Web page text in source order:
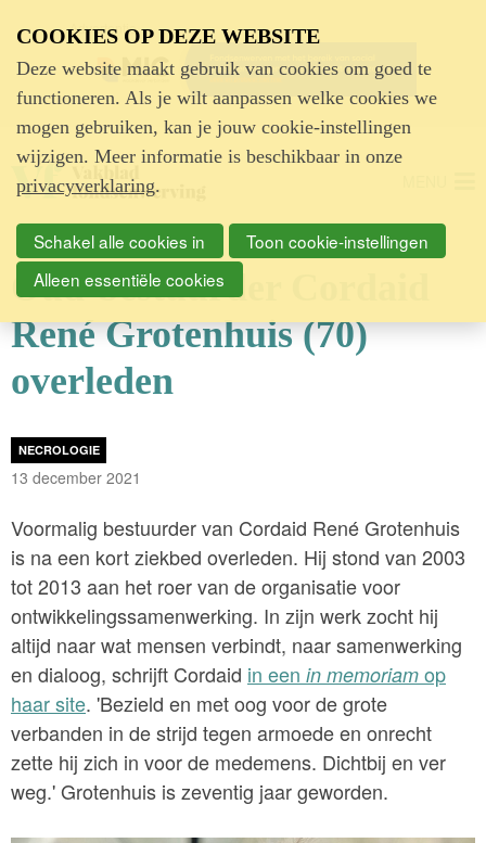
Advertentie
Oud-bestuurder Cordaid
René Grotenhuis (70)
overleden
NECROLOGIE
13 december 2021
Voormalig bestuurder van Cordaid René Grotenhuis
is na een kort ziekbed overleden. Hij stond van 2003
tot 2013 aan het roer van de organisatie voor
ontwikkelingssamenwerking. In zijn werk zocht hij
altijd naar wat mensen verbindt, naar samenwerking
en dialoog, schrijft Cordaid in een in memoriam op
haar site. 'Bezield en met oog voor de grote
verbanden in de strijd tegen armoede en onrecht
zette hij zich in voor de medemens. Dichtbij en ver
weg.' Grotenhuis is zeventig jaar geworden.
COOKIES OP DEZE WEBSITE
Deze website maakt gebruik van cookies om goed te
functioneren. Als je wilt aanpassen welke cookies we
mogen gebruiken, kan je jouw cookie-instellingen
wijzigen. Meer informatie is beschikbaar in onze
privacyverklaring.
Schakel alle cookies in
Toon cookie-instellingen
Alleen essentiële cookies